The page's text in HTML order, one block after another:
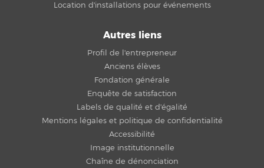
Location d'installations pour événements
Autres liens
Profil de l'entrepreneur
Anciens élèves
Fondation générale
Enquête de satisfaction
Labels de qualité et d'égalité
Mentions légales et politique de confidentialité
Accessibilité
Image institutionnelle
Chaîne de dénonciation